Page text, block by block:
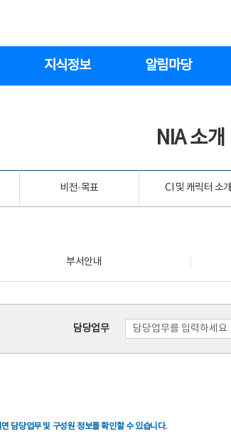
지식정보 알림마당
NIA 소개
비전·목표 CI 및 캐릭터 소개
부서안내
담당업무
담당업무 및 구성원 정보를 확인할 수 있습니다.